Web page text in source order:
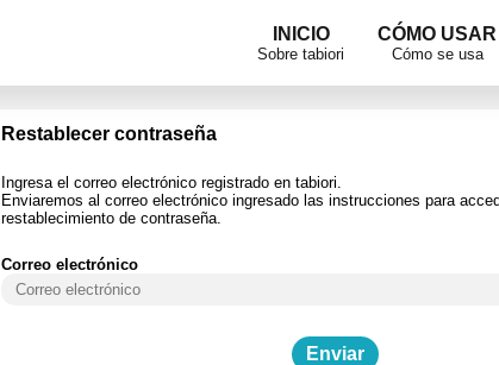
INICIO
Sobre tabiori
CÓMO USAR
Cómo se usa
Restablecer contraseña
Ingresa el correo electrónico registrado en tabiori.
Enviaremos al correo electrónico ingresado las instrucciones para
restablecimiento de contraseña.
Correo electrónico
Enviar